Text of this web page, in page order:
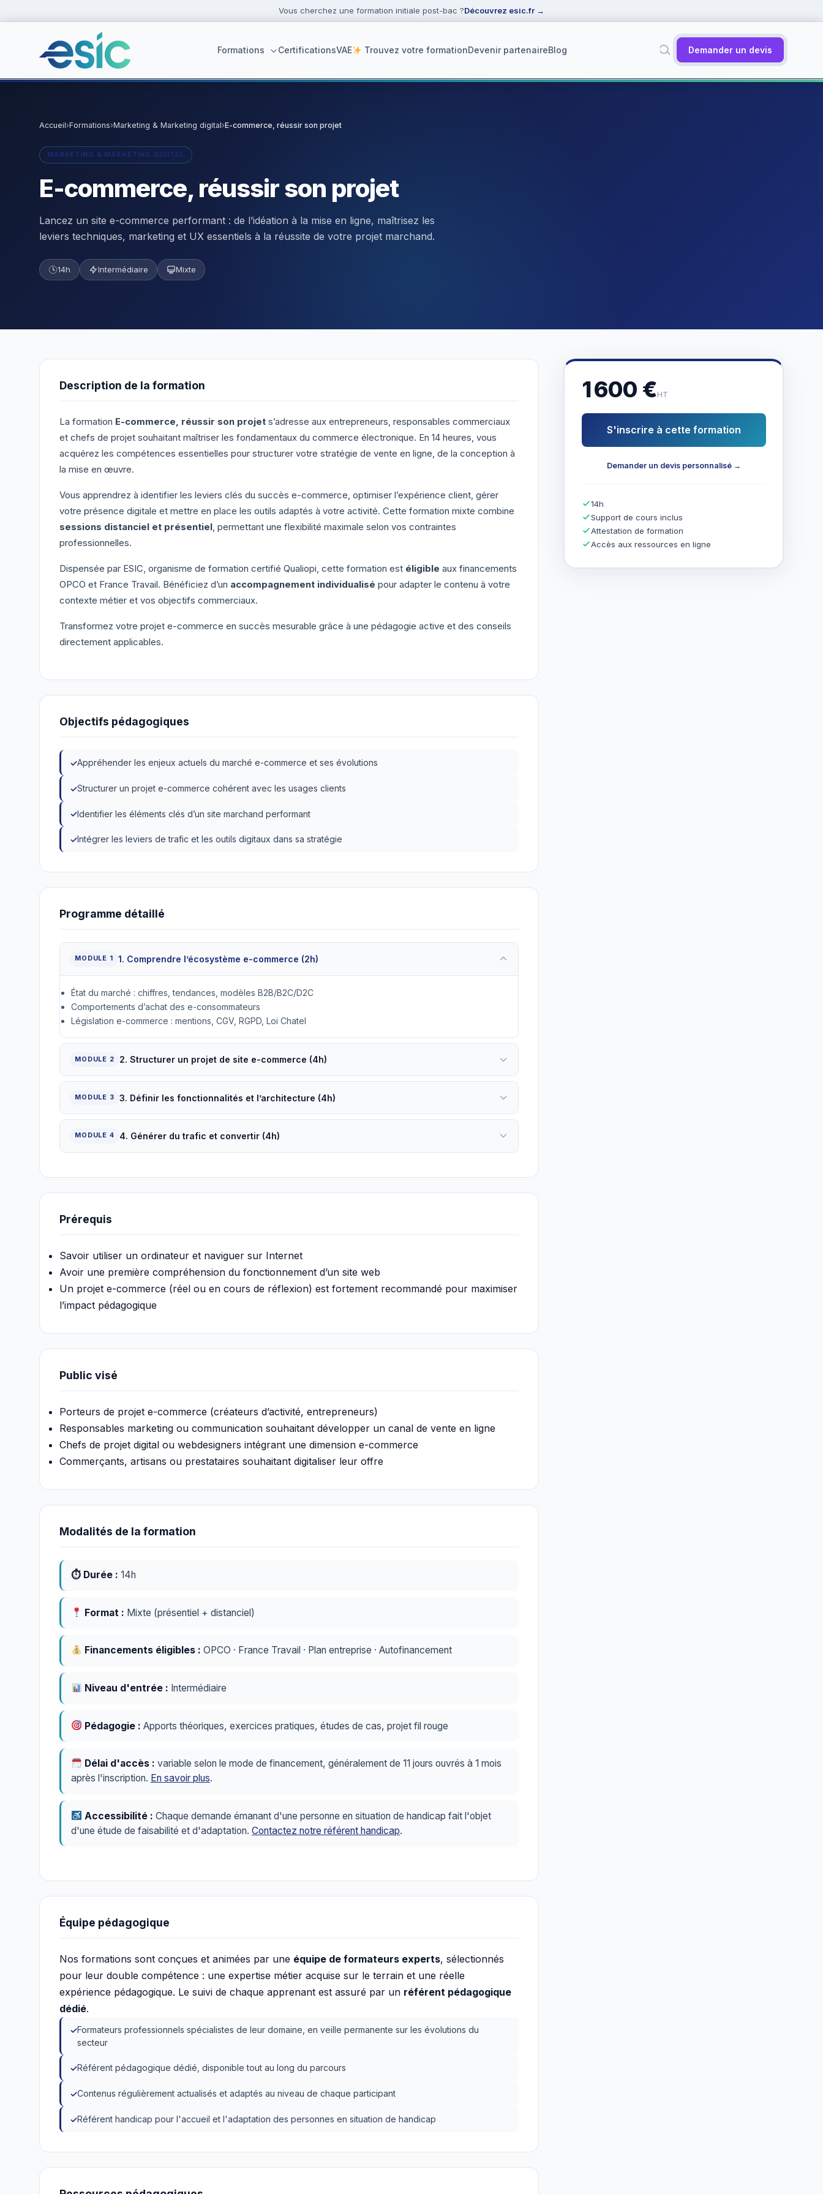
Vous cherchez une formation initiale post-bac ?Découvrez esic.fr →
Formations CertificationsVAE Trouvez votre formationDevenir partenaireBlog Demander un devis
Accueil›Formations›Marketing & Marketing digital›E-commerce, réussir son projet
MARKETING & MARKETING DIGITAL
E-commerce, réussir son projet
Lancez un site e-commerce performant : de l’idéation à la mise en ligne, maîtrisez les
leviers techniques, marketing et UX essentiels à la réussite de votre projet marchand.
14h Intermédiaire Mixte
Description de la formation
La formation E-commerce, réussir son projet s’adresse aux entrepreneurs, responsables commerciaux
et chefs de projet souhaitant maîtriser les fondamentaux du commerce électronique. En 14 heures, vous
acquérez les compétences essentielles pour structurer votre stratégie de vente en ligne, de la conception à
la mise en œuvre.
Vous apprendrez à identifier les leviers clés du succès e-commerce, optimiser l’expérience client, gérer
votre présence digitale et mettre en place les outils adaptés à votre activité. Cette formation mixte combine
sessions distanciel et présentiel, permettant une flexibilité maximale selon vos contraintes
professionnelles.
Dispensée par ESIC, organisme de formation certifié Qualiopi, cette formation est éligible aux financements
OPCO et France Travail. Bénéficiez d’un accompagnement individualisé pour adapter le contenu à votre
contexte métier et vos objectifs commerciaux.
Transformez votre projet e-commerce en succès mesurable grâce à une pédagogie active et des conseils
directement applicables.
Objectifs pédagogiques
Appréhender les enjeux actuels du marché e-commerce et ses évolutions
Structurer un projet e-commerce cohérent avec les usages clients
Identifier les éléments clés d’un site marchand performant
Intégrer les leviers de trafic et les outils digitaux dans sa stratégie
Programme détaillé
MODULE 1 1. Comprendre l’écosystème e-commerce (2h)
État du marché : chiffres, tendances, modèles B2B/B2C/D2C
Comportements d’achat des e-consommateurs
Législation e-commerce : mentions, CGV, RGPD, Loi Chatel
MODULE 2 2. Structurer un projet de site e-commerce (4h)
MODULE 3 3. Définir les fonctionnalités et l’architecture (4h)
MODULE 4 4. Générer du trafic et convertir (4h)
Prérequis
Savoir utiliser un ordinateur et naviguer sur Internet
Avoir une première compréhension du fonctionnement d’un site web
Un projet e-commerce (réel ou en cours de réflexion) est fortement recommandé pour maximiser
l’impact pédagogique
Public visé
Porteurs de projet e-commerce (créateurs d’activité, entrepreneurs)
Responsables marketing ou communication souhaitant développer un canal de vente en ligne
Chefs de projet digital ou webdesigners intégrant une dimension e-commerce
Commerçants, artisans ou prestataires souhaitant digitaliser leur offre
Modalités de la formation
⏱ Durée : 14h
Format : Mixte (présentiel + distanciel)
Financements éligibles : OPCO · France Travail · Plan entreprise · Autofinancement
Niveau d'entrée : Intermédiaire
Pédagogie : Apports théoriques, exercices pratiques, études de cas, projet fil rouge
Délai d'accès : variable selon le mode de financement, généralement de 11 jours ouvrés à 1 mois
après l'inscription. En savoir plus.
Accessibilité : Chaque demande émanant d'une personne en situation de handicap fait l'objet
d'une étude de faisabilité et d'adaptation. Contactez notre référent handicap.
Équipe pédagogique
Nos formations sont conçues et animées par une équipe de formateurs experts, sélectionnés
pour leur double compétence : une expertise métier acquise sur le terrain et une réelle
expérience pédagogique. Le suivi de chaque apprenant est assuré par un référent pédagogique
dédié.
Formateurs professionnels spécialistes de leur domaine, en veille permanente sur les évolutions du
secteur
Référent pédagogique dédié, disponible tout au long du parcours
Contenus régulièrement actualisés et adaptés au niveau de chaque participant
Référent handicap pour l'accueil et l'adaptation des personnes en situation de handicap
1 600 €HT
S'inscrire à cette formation
Demander un devis personnalisé →
14h
Support de cours inclus
Attestation de formation
Accès aux ressources en ligne